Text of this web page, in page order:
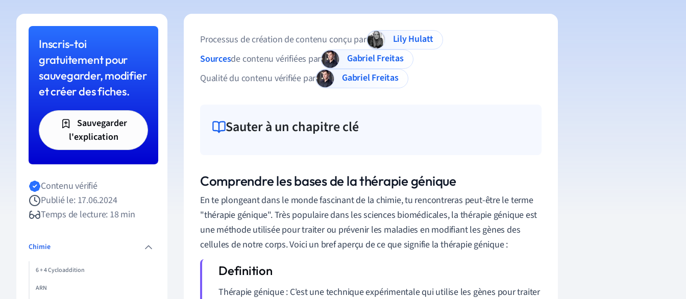
Inscris-toi
gratuitement pour
sauvegarder, modifier
et créer des fiches.
Sauvegarder
l'explication
Contenu vérifié
Publié le: 17.06.2024
Temps de lecture: 18 min
Chimie
6 + 4 Cycloaddition
ARN
Processus de création de contenu conçu par
Lily Hulatt
Sourcesde contenu vérifiées par
Gabriel Freitas
Qualité du contenu vérifiée par
Gabriel Freitas
Sauter à un chapitre clé
Comprendre les bases de la thérapie génique
En te plongeant dans le monde fascinant de la chimie, tu rencontreras peut-être le terme
"thérapie génique". Très populaire dans les sciences biomédicales, la thérapie génique est
une méthode utilisée pour traiter ou prévenir les maladies en modifiant les gènes des
cellules de notre corps. Voici un bref aperçu de ce que signifie la thérapie génique :
Thérapie génique : C'est une technique expérimentale qui utilise les gènes pour traiter